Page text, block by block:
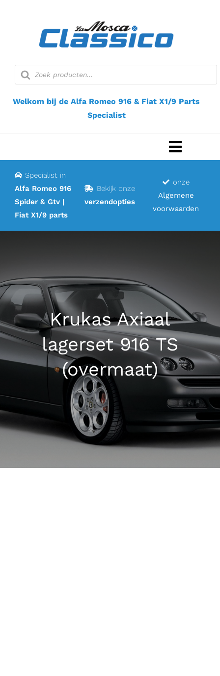
Producten
zoeken
Welkom bij de Alfa Romeo 916 & Fiat X1/9 Parts
Specialist
Webshop
Nieuws
Contact
Specialist in
Alfa Romeo 916
Spider & Gtv |
Fiat X1/9 parts
Bekijk onze
verzendopties
onze
Algemene
voorwaarden
Krukas Axiaal
lagerset 916 TS
(overmaat)